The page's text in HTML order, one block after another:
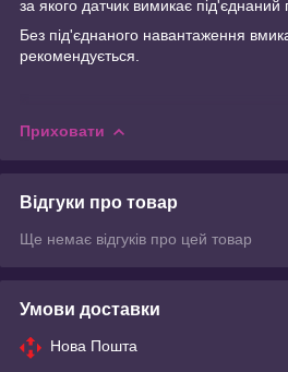
за якого датчик вимикає під'єднаний
Без під'єднаного навантаження
рекомендується.
Приховати
Відгуки про товар
Ще немає відгуків про цей товар
Умови доставки
Нова Пошта